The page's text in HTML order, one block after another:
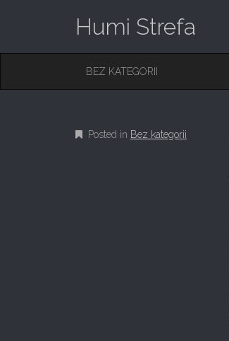
Humi Strefa
M
M
C
BEZ KATEGORII
Posted in Bez kategorii